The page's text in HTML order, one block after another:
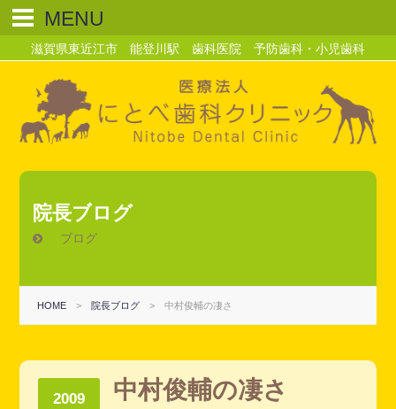
滋賀県東近江市 能登川駅 歯科医院 予防歯科・小児歯科
院長ブログ
ブログ
HOME > 院長ブログ >中村俊輔の凄さ
2009 中村俊輔の凄さ
MENU